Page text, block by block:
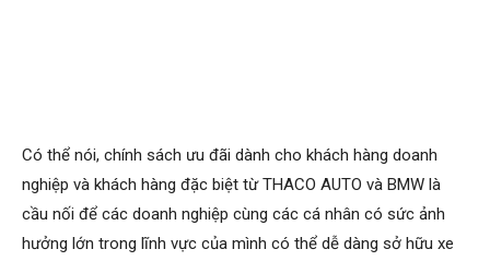
Có thể nói, chính sách ưu đãi dành cho khách hàng doanh
nghiệp và khách hàng đặc biệt từ THACO AUTO và BMW là
cầu nối để các doanh nghiệp cùng các cá nhân có sức ảnh
hưởng lớn trong lĩnh vực của mình có thể dễ dàng sở hữu xe